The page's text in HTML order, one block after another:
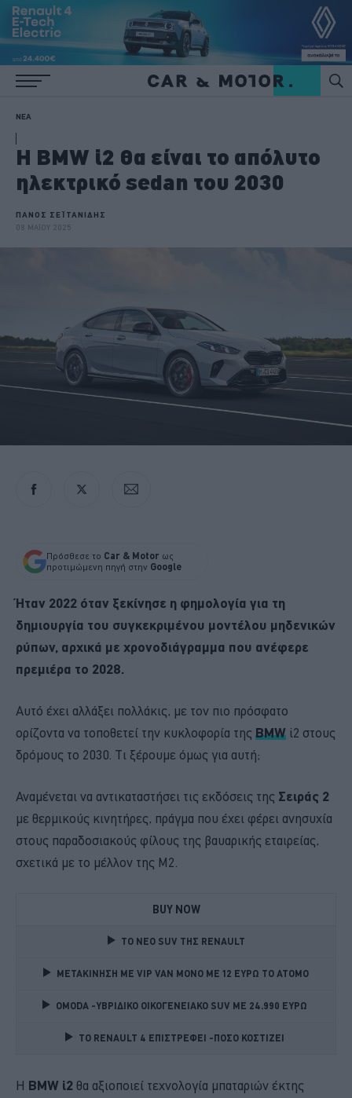
ΝΕΑ
Η BMW i2 θα είναι το απόλυτο
ηλεκτρικό sedan του 2030
ΠΑΝΟΣ ΣΕΪΤΑΝΙΔΗΣ
08 ΜΑΪΟΥ 2025
Πρόσθεσε το Car & Motor ως
προτιμώμενη πηγή στην Google
Ήταν 2022 όταν ξεκίνησε η φημολογία για τη
δημιουργία του συγκεκριμένου μοντέλου μηδενικών
ρύπων, αρχικά με χρονοδιάγραμμα που ανέφερε
πρεμιέρα το 2028.
Αυτό έχει αλλάξει πολλάκις, με τον πιο πρόσφατο
ορίζοντα να τοποθετεί την κυκλοφορία της BMW i2 στους
δρόμους το 2030. Τι ξέρουμε όμως για αυτή;
Αναμένεται να αντικαταστήσει τις εκδόσεις της Σειράς 2
με θερμικούς κινητήρες, πράγμα που έχει φέρει ανησυχία
στους παραδοσιακούς φίλους της βαυαρικής εταιρείας,
σχετικά με το μέλλον της M2.
BUY NOW
TO NEO SUV ΤΗΣ RENAULT
ΜΕΤΑΚΙΝΗΣΗ ΜΕ VIP VAN ΜΟΝΟ ΜΕ 12 ΕΥΡΩ ΤΟ ΑΤΟΜΟ
OMODA -ΥΒΡΙΔΙΚΟ ΟΙΚΟΓΕΝΕΙΑΚΟ SUV ME 24.990 ΕΥΡΩ
TO RENAULT 4 ΕΠΙΣΤΡΕΦΕΙ -ΠΟΣΟ ΚΟΣΤΙΖΕΙ
Η BMW i2 θα αξιοποιεί τεχνολογία μπαταριών έκτης